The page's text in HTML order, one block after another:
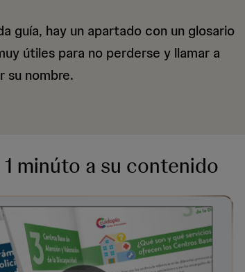
guía, hay un apartado con un glosario
útiles para no perderse y llamar a
su nombre.
minúto a su contenido